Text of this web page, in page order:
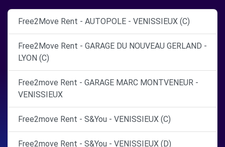
Free2Move Rent - AUTOPOLE - VENISSIEUX (C)
Free2Move Rent - GARAGE DU NOUVEAU GERLAND -
LYON (C)
Free2move Rent - GARAGE MARC MONTVENEUR -
VENISSIEUX
Free2move Rent - S&You - VENISSIEUX (C)
Free2move Rent - S&You - VENISSIEUX (D)